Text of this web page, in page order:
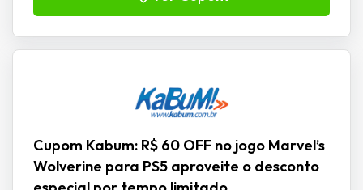
Cupom Kabum: R$ 60 OFF no jogo Marvel’s
Wolverine para PS5 aproveite o desconto